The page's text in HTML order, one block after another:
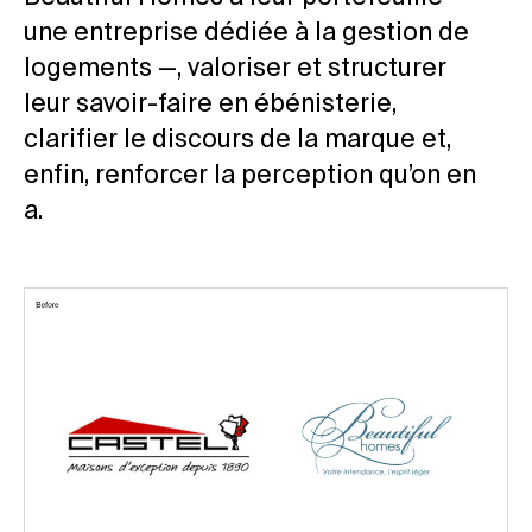
une entreprise dédiée à la gestion de
logements —, valoriser et structurer
leur savoir-faire en ébénisterie,
clarifier le discours de la marque et,
enfin, renforcer la perception qu’on en
a.